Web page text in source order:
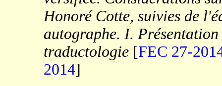
Honoré Cotte, suivies de
autographe. I.
traductologie [FEC 27-
2014]